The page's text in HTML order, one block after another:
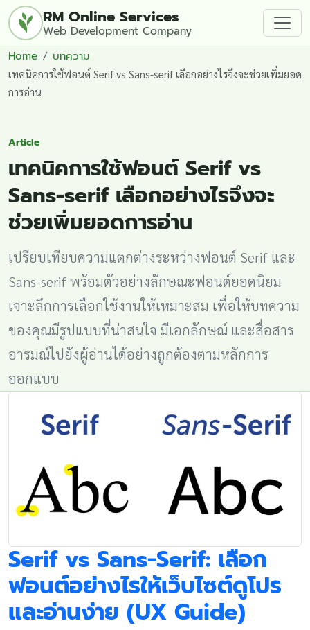
RM Online Services
Web Development Company
Home บทความ
เทคนิคการใช้ฟอนต์ Serif vs Sans-serif เลือกอย่างไรจึงจะช่วยเพิ่มยอด
การอ่าน
Article
เทคนิคการใช้ฟอนต์ Serif vs
Sans-serif เลือกอย่างไรจึงจะ
ช่วยเพิ่มยอดการอ่าน
เปรียบเทียบความแตกต่างระหว่างฟอนต์ Serif และ
Sans-serif พร้อมตัวอย่างลักษณะฟอนต์ยอดนิยม
เจาะลึกการเลือกใช้งานให้เหมาะสม เพื่อให้บทความ
ของคุณมีรูปแบบที่น่าสนใจ มีเอกลักษณ์ และสื่อสาร
อารมณ์ไปยังผู้อ่านได้อย่างถูกต้องตามหลักการ
ออกแบบ
Serif vs Sans-Serif: เลือก
ฟอนต์อย่างไรให้เว็บไซต์ดูโปร
และอ่านง่าย (UX Guide)